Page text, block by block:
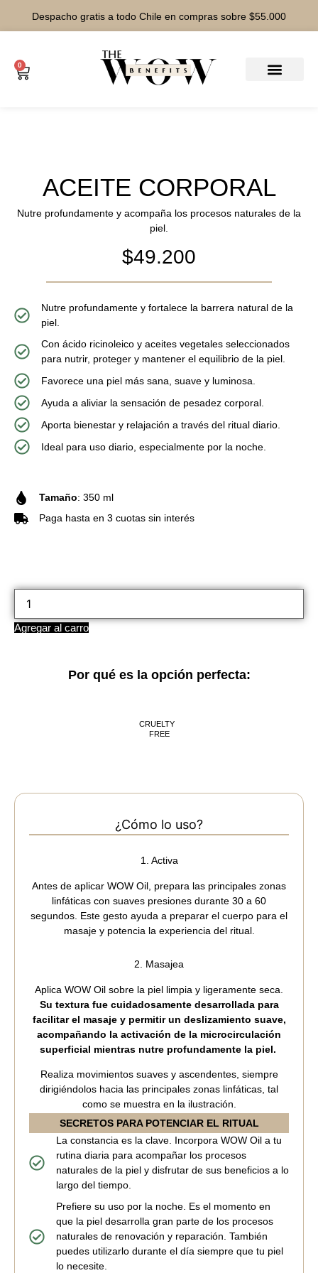
Despacho gratis a todo Chile en compras sobre $55.000
0
ACEITE CORPORAL
Nutre profundamente y acompaña los procesos naturales de la
piel.
$49.200
Nutre profundamente y fortalece la barrera natural de la
piel.
Con ácido ricinoleico y aceites vegetales seleccionados
para nutrir, proteger y mantener el equilibrio de la piel.
Favorece una piel más sana, suave y luminosa.
Ayuda a aliviar la sensación de pesadez corporal.
Aporta bienestar y relajación a través del ritual diario.
Ideal para uso diario, especialmente por la noche.
Tamaño: 350 ml
Paga hasta en 3 cuotas sin interés
Agregar al carro
Por qué es la opción perfecta:
CRUELTY
FREE
¿Cómo lo uso?
1. Activa
Antes de aplicar WOW Oil, prepara las principales zonas
linfáticas con suaves presiones durante 30 a 60
segundos. Este gesto ayuda a preparar el cuerpo para el
masaje y potencia la experiencia del ritual.
2. Masajea
Aplica WOW Oil sobre la piel limpia y ligeramente seca.
Su textura fue cuidadosamente desarrollada para
facilitar el masaje y permitir un deslizamiento suave,
acompañando la activación de la microcirculación
superficial mientras nutre profundamente la piel.
Realiza movimientos suaves y ascendentes, siempre
dirigiéndolos hacia las principales zonas linfáticas, tal
como se muestra en la ilustración.
SECRETOS PARA POTENCIAR EL RITUAL
La constancia es la clave. Incorpora WOW Oil a tu
rutina diaria para acompañar los procesos
naturales de la piel y disfrutar de sus beneficios a lo
largo del tiempo.
Prefiere su uso por la noche. Es el momento en
que la piel desarrolla gran parte de los procesos
naturales de renovación y reparación. También
puedes utilizarlo durante el día siempre que tu piel
lo necesite.